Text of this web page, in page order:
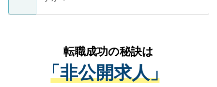
支援を目的に使用いたします。お預かりし
ているすべての個人データはご本人の許可
は、個人情報の取り扱いについての厳密な
管理基準を満たした事業者のみに付与され
る、プライバシーマークを取得済みです。
かがいして、現在の医療機関の状況や紹介
経験をまじえながら、適切なアドバイスを
させていただきます。すぐにご転職をされ
ない方には、長期的なサポートが可能です
転職成功の秘訣は
「非公開求人」